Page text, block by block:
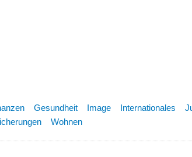
Gesundheit Image Internationales
Wohnen